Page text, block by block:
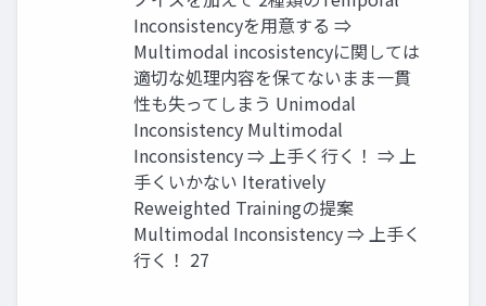
Inconsistencyを用意する ⇒
Multimodal incosistencyに関しては
適切な処理内容を保てないまま一貫
性も失ってしまう Unimodal
Inconsistency Multimodal
Inconsistency ⇒ 上手く行く！ ⇒ 上
手くいかない Iteratively
Reweighted Trainingの提案
Multimodal Inconsistency ⇒ 上手く
行く！ 27